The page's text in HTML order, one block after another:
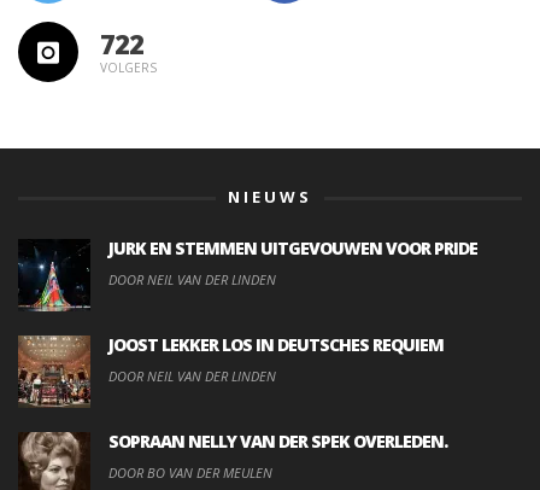
722
VOLGERS
NIEUWS
JURK EN STEMMEN UITGEVOUWEN VOOR PRIDE
DOOR NEIL VAN DER LINDEN
JOOST LEKKER LOS IN DEUTSCHES REQUIEM
DOOR NEIL VAN DER LINDEN
SOPRAAN NELLY VAN DER SPEK OVERLEDEN.
DOOR BO VAN DER MEULEN